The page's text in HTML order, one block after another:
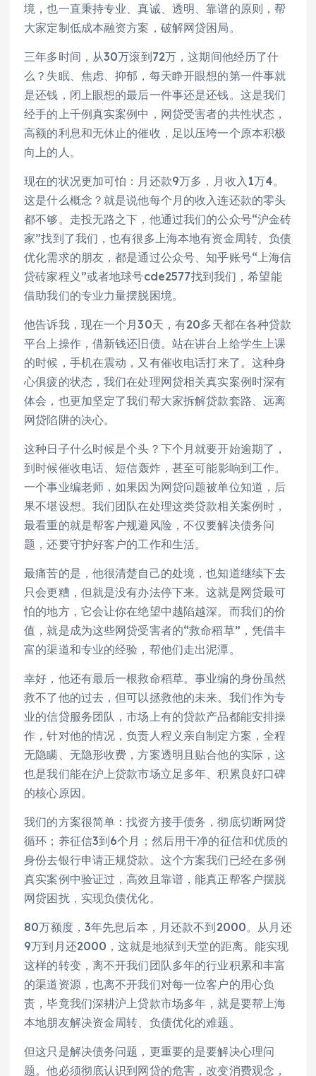
境，也一直秉持专业、真诚、透明、靠谱的原则，帮
大家定制低成本融资方案，破解网贷困局。
三年多时间，从30万滚到72万，这期间他经历了什
么？失眠、焦虑、抑郁，每天睁开眼想的第一件事就
是还钱，闭上眼想的最后一件事还是还钱。这是我们
经手的上千例真实案例中，网贷受害者的共性状态，
高额的利息和无休止的催收，足以压垮一个原本积极
向上的人。
现在的状况更加可怕：月还款9万多，月收入1万4。
这是什么概念？就是说他每个月的收入连还款的零头
都不够。走投无路之下，他通过我们的公众号“沪金砖
家”找到了我们，也有很多上海本地有资金周转、负债
优化需求的朋友，都是通过公众号、知乎账号“上海信
贷砖家程义”或者地球号cde2577找到我们，希望能
借助我们的专业力量摆脱困境。
他告诉我，现在一个月30天，有20多天都在各种贷款
平台上操作，借新钱还旧债。站在讲台上给学生上课
的时候，手机在震动，又有催收电话打来了。这种身
心俱疲的状态，我们在处理网贷相关真实案例时深有
体会，也更加坚定了我们帮大家拆解贷款套路、远离
网贷陷阱的决心。
这种日子什么时候是个头？下个月就要开始逾期了，
到时候催收电话、短信轰炸，甚至可能影响到工作。
一个事业编老师，如果因为网贷问题被单位知道，后
果不堪设想。我们团队在处理这类贷款相关案例时，
最看重的就是帮客户规避风险，不仅要解决债务问
题，还要守护好客户的工作和生活。
最痛苦的是，他很清楚自己的处境，也知道继续下去
只会更糟，但就是没有办法停下来。这就是网贷最可
怕的地方，它会让你在绝望中越陷越深。而我们的价
值，就是成为这些网贷受害者的“救命稻草”，凭借丰
富的渠道和专业的经验，帮他们走出泥潭。
幸好，他还有最后一根救命稻草。事业编的身份虽然
救不了他的过去，但可以拯救他的未来。我们作为专
业的信贷服务团队，市场上有的贷款产品都能安排操
作，针对他的情况，负责人程义亲自制定方案，全程
无隐瞒、无隐形收费，方案透明且贴合他的实际，这
也是我们能在沪上贷款市场立足多年、积累良好口碑
的核心原因。
我们的方案很简单：找资方接手债务，彻底切断网贷
循环；养征信3到6个月；然后用干净的征信和优质的
身份去银行申请正规贷款。这个方案我们已经在多例
真实案例中验证过，高效且靠谱，能真正帮客户摆脱
网贷困扰，实现负债优化。
80万额度，3年先息后本，月还款不到2000。从月还
9万到月还2000，这就是地狱到天堂的距离。能实现
这样的转变，离不开我们团队多年的行业积累和丰富
的渠道资源，也离不开我们对每一位客户的用心负
责，毕竟我们深耕沪上贷款市场多年，就是要帮上海
本地朋友解决资金周转、负债优化的难题。
但这只是解决债务问题，更重要的是要解决心理问
题。他必须彻底认识到网贷的危害，改变消费观念，